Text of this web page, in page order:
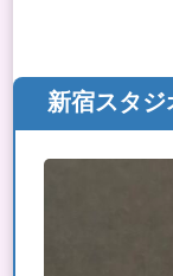
新宿スタ